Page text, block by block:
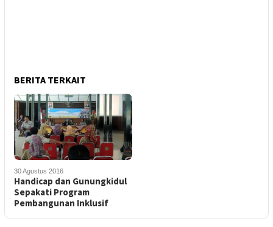
BERITA TERKAIT
30 Agustus 2016
Handicap dan Gunungkidul
Sepakati Program
Pembangunan Inklusif